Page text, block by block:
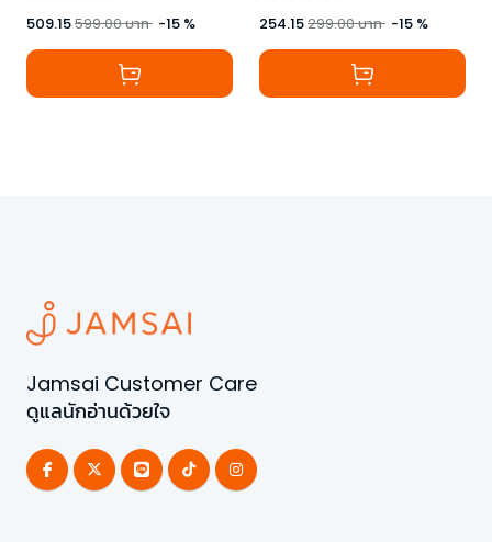
,ครูปอนด์ (END)
,ลลิพร วิทยศักดิ์ (พี่ยีนต์)
,
โสภณัฐ รัตนโสภา
509.15599.00บาท -15 % 254.15299.00บาท -15 %
Jamsai Customer Care
ดูแลนักอ่านด้วยใจ